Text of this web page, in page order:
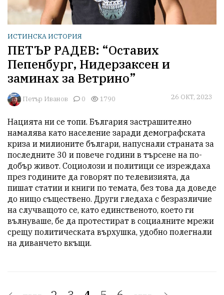
ИСТИНСКА ИСТОРИЯ
ПЕТЪР РАДЕВ: “Оставих
Пепенбург, Нидерзаксен и
заминах за Ветрино”
Петър Иванов 0 1790 26 ОКТ, 2023
Нацията ни се топи. България застрашително
намалява като население заради демографската
криза и милионите българи, напуснали страната за
последните 30 и повече години в търсене на по-
добър живот. Социолози и политици се изреждаха
през годините да говорят по телевизията, да
пишат статии и книги по темата, без това да доведе
до нищо съществено. Други гледаха с безразличие
на случващото се, като единственото, което ги
вълнуваше, бе да протестират в социалните мрежи
срещу политическата върхушка, удобно полегнали
на диванчето вкъщи.